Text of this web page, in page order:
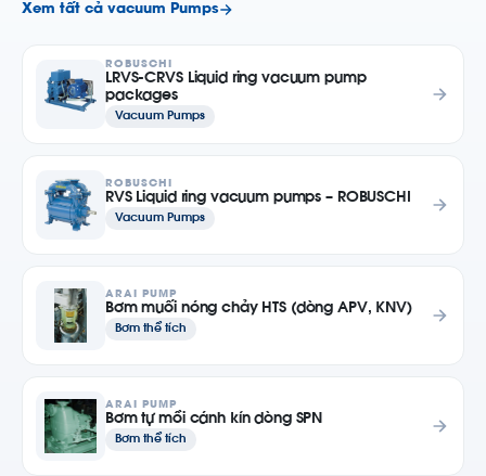
Xem tất cả vacuum Pumps
ROBUSCHI
LRVS-CRVS Liquid ring vacuum pump
packages
Vacuum Pumps
ROBUSCHI
RVS Liquid ring vacuum pumps – ROBUSCHI
Vacuum Pumps
ARAI PUMP
Bơm muối nóng chảy HTS (dòng APV, KNV)
Bơm thể tích
ARAI PUMP
Bơm tự mồi cánh kín dòng SPN
Bơm thể tích